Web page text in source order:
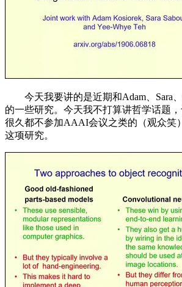
今天我要讲的是近期和Adam、Sara、
的一些研究。今天我不打算讲哲学话题
很久都不参加AAAI会议之类的（观众笑
这项研究。